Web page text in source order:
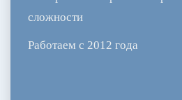
сложности
Работаем с 2012 года